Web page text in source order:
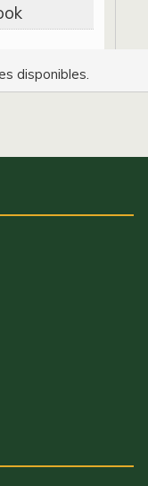
disponibles.